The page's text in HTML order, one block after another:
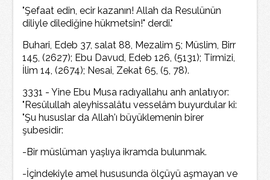
"Şefaat edin, ecir kazanın! Allah da Resulünün
diliyle dilediğine hükmetsin!" derdi."
Buhari, Edeb 37, salat 88, Mezalim 5; Müslim, Birr
145, (2627); Ebu Davud, Edeb 126, (5131); Tirmizi,
İlim 14, (2674); Nesai, Zekat 65, (5, 78).
3331 - Yine Ebu Musa radıyallahu anh anlatıyor:
"Resûlullah aleyhissalâtu vesselâm buyurdular ki:
"Şu hususlar da Allah'ı büyüklemenin birer
şubesidir:
-Bir müslüman yaşlıya ikramda bulunmak.
-İçindekiyle amel hususunda ölçüyü aşmayan ve